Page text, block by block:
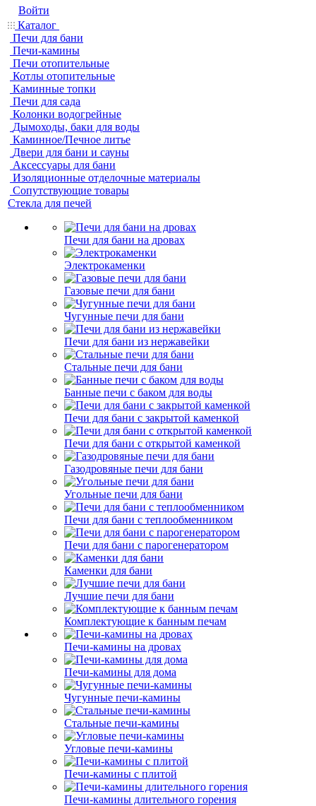
Войти
Каталог
Печи для бани
Печи-камины
Печи отопительные
Котлы отопительные
Каминные топки
Печи для сада
Колонки водогрейные
Дымоходы, баки для воды
Каминное/Печное литье
Двери для бани и сауны
Аксессуары для бани
Изоляционные отделочные материалы
Сопутствующие товары
Стекла для печей
Печи для бани на дровах
Электрокаменки
Газовые печи для бани
Чугунные печи для бани
Печи для бани из нержавейки
Стальные печи для бани
Банные печи с баком для воды
Печи для бани с закрытой каменкой
Печи для бани с открытой каменкой
Газодровяные печи для бани
Угольные печи для бани
Печи для бани с теплообменником
Печи для бани с парогенератором
Каменки для бани
Лучшие печи для бани
Комплектующие к банным печам
Печи-камины на дровах
Печи-камины для дома
Чугунные печи-камины
Стальные печи-камины
Угловые печи-камины
Печи-камины с плитой
Печи-камины длительного горения